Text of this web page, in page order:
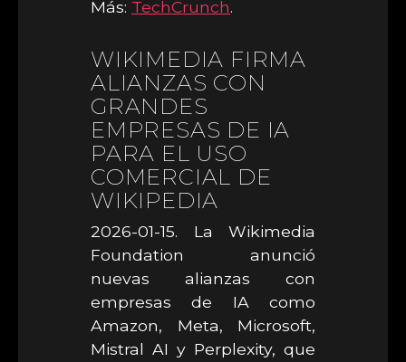
Más: TechCrunch.
WIKIMEDIA FIRMA
ALIANZAS CON
GRANDES
EMPRESAS DE IA
PARA EL USO
COMERCIAL DE
WIKIPEDIA
2026-01-15. La Wikimedia
Foundation anunció
nuevas alianzas con
empresas de IA como
Amazon, Meta, Microsoft,
Mistral AI y Perplexity, que